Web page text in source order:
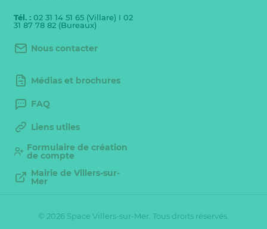
Tél. : 02 31 14 51 65 (Villare) I 02
31 87 78 82 (Bureaux)
Nous contacter
Médias et brochures
FAQ
Liens utiles
Formulaire de création
de compte
Mairie de Villers-sur-
Mer
© 2026 Space Villers-sur-Mer. Tous droits réservés.